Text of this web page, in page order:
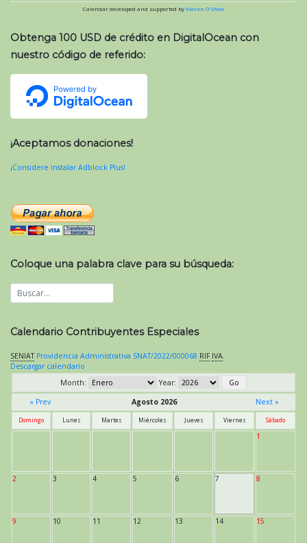
Calendar developed and supported by Kieran O'Shea
Obtenga 100 USD de crédito en DigitalOcean con
nuestro código de referido:
¡Aceptamos donaciones!
¡Considere instalar Adblock Plus!
Coloque una palabra clave para su búsqueda:
Calendario Contribuyentes Especiales
SENIAT Providencia Administrativa SNAT/2022/000068 RIF IVA.
Descargar calendario
Month:
Year:
« Prev
Agosto 2026 Next »
Domingo Lunes Martes Miércoles Jueves Viernes Sábado
1
2 3 4 5 6 7 8
9 10 11 12 13 14 15